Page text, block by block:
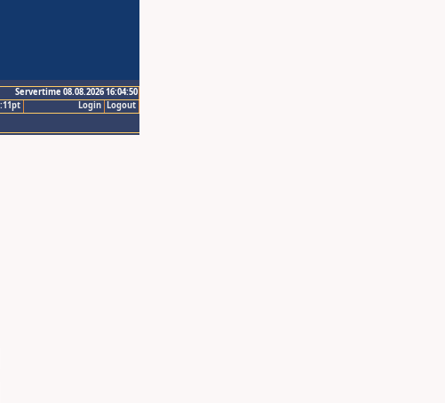
Servertime 08.08.2026 16:04:50
Logout
Login